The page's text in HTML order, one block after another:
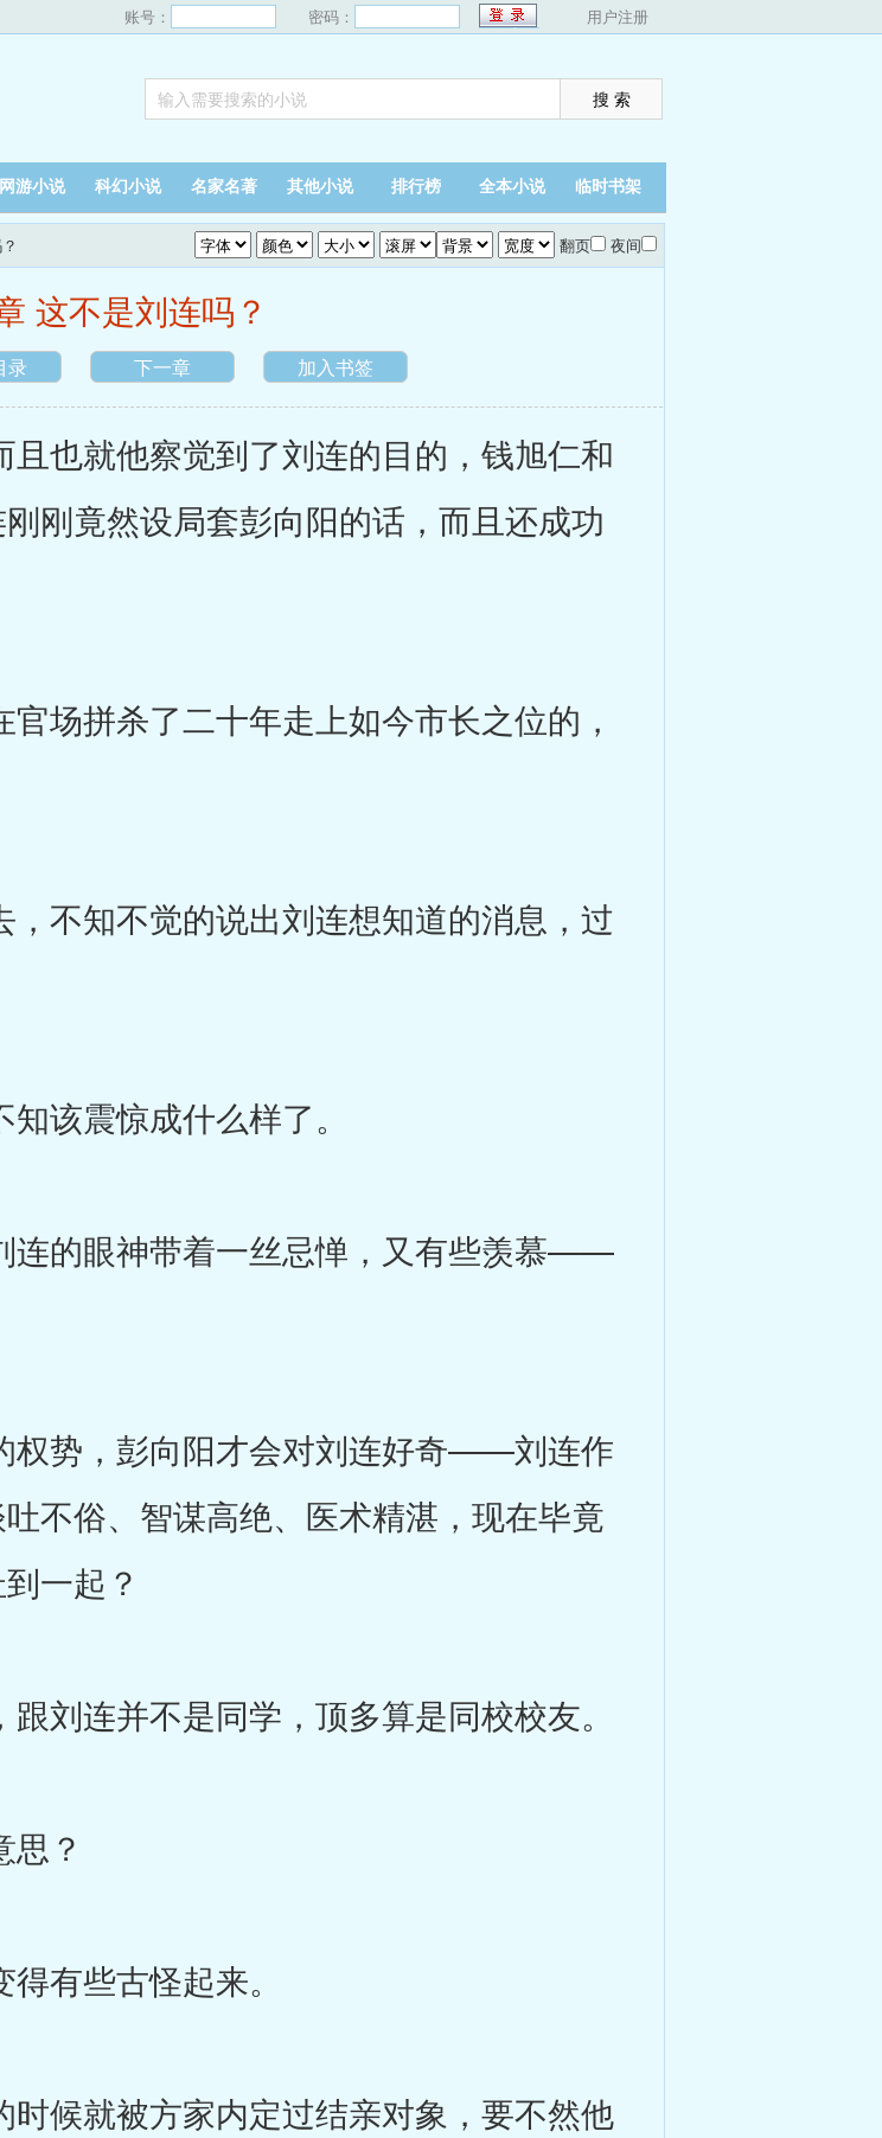
账号： 密码： 用户注册
网游小说 科幻小说 名家名著 其他小说 排行榜 全本小说 临时书架
翻页 夜间
这不是刘连吗？
录 下一章 加入书签
就他察觉到了刘连的目的，钱旭仁和
刚竟然设局套彭向阳的话，而且还成功
拼杀了二十年走上如今市长之位的，
知不觉的说出刘连想知道的消息，过
震惊成什么样了。
的眼神带着一丝忌惮，又有些羡慕——
势，彭向阳才会对刘连好奇——刘连作
不俗、智谋高绝、医术精湛，现在毕竟
一起？
连并不是同学，顶多算是同校校友。
？
有些古怪起来。
候就被方家内定过结亲对象，要不然他